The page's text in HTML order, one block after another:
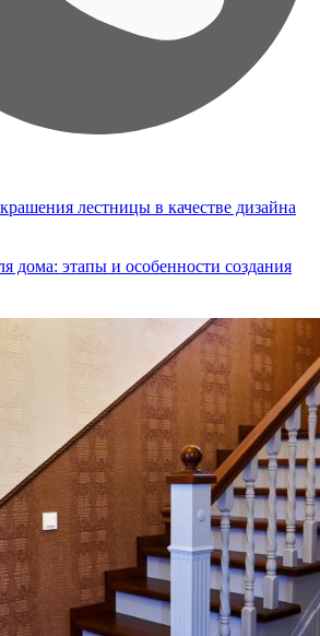
лестницы в качестве дизайна
дома: этапы и особенности создания